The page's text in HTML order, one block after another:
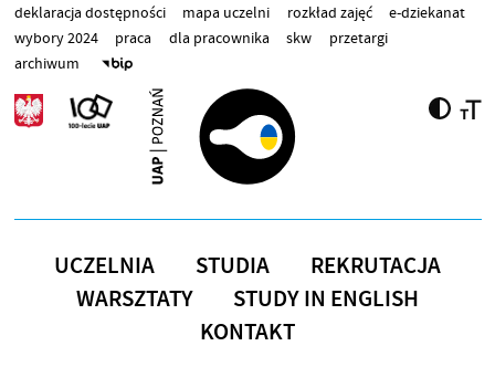
Przejdź do treści
deklaracja dostępności mapa uczelni rozkład zajęć
e-dziekanat
wybory 2024
praca dla pracownika skw
przetargi
archiwum
UCZELNIA STUDIA
REKRUTACJA
WARSZTATY
STUDY IN ENGLISH
KONTAKT